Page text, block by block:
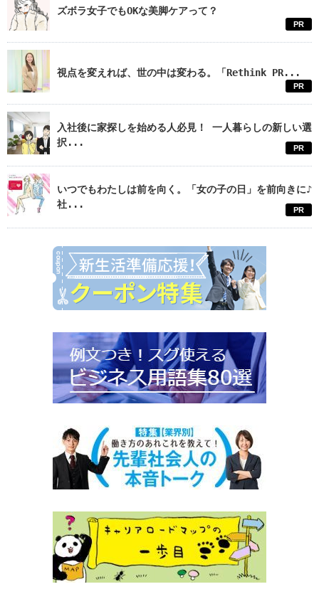
ズボラ女子でもOKな美脚ケアって？
PR
視点を変えれば、世の中は変わる。「Rethink PR...
PR
入社後に家探しを始める人必見！ 一人暮らしの新しい選
択...
PR
いつでもわたしは前を向く。「女の子の日」を前向きに♪
社...
PR